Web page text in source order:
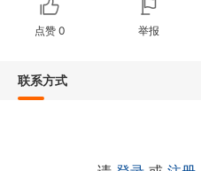
点赞 0 举报
联系方式